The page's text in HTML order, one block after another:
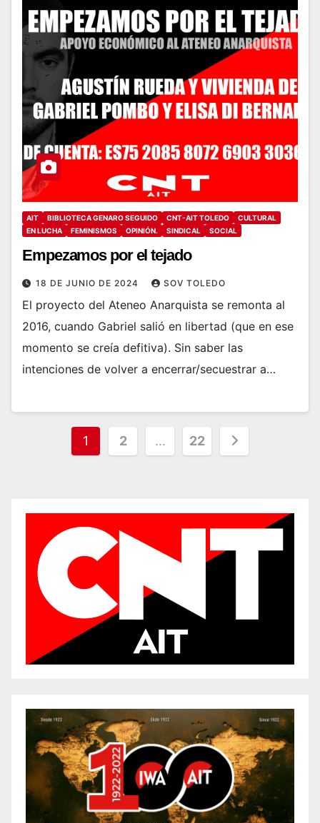
AIT BIBLIOTECA GENARO SEGUIDO CNT-AIT TOLEDO
CULTURAL
EN LUCHA
FEMINISMOS OPINIÓN. SINDICAL SOCIAL
Empezamos por el tejado
18 DE JUNIO DE 2024 SOV TOLEDO
El proyecto del Ateneo Anarquista se remonta al
2016, cuando Gabriel salió en libertad (que en ese
momento se creía defitiva). Sin saber las
intenciones de volver a encerrar/secuestrar a…
Paginación
1 2 … 22